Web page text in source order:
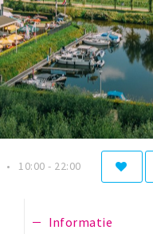
10:00 - 22:00
Informatie